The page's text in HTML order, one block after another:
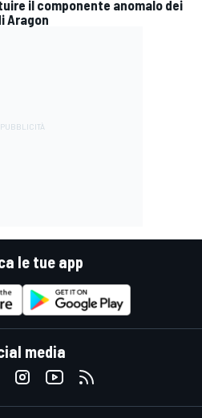
il componente anomalo dei
Aragon
le tue app
media